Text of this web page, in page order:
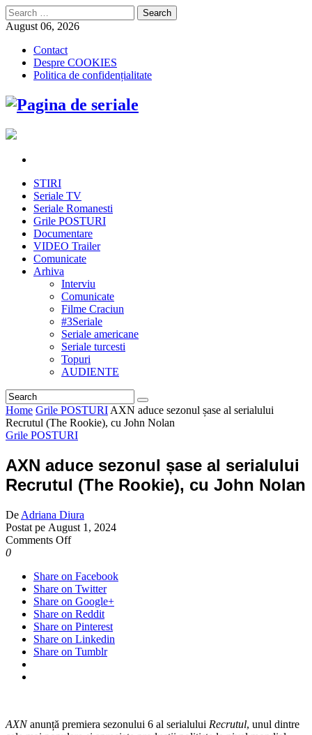
Search
for:
August 06, 2026
Contact
Despre COOKIES
Politica de confidențialitate
STIRI
Seriale TV
Seriale Romanesti
Grile POSTURI
Documentare
VIDEO Trailer
Comunicate
Arhiva
Interviu
Comunicate
Filme Craciun
#3Seriale
Seriale americane
Seriale turcesti
Topuri
AUDIENTE
Home Grile POSTURI AXN aduce sezonul șase al serialului
Recrutul (The Rookie), cu John Nolan
Grile POSTURI
AXN aduce sezonul șase al serialului
Recrutul (The Rookie), cu John Nolan
De Adriana Diura
Postat pe August 1, 2024
Comments Offon
sezonul
șase
al
serialului
Recrutul
(The
Rookie),
0
Share on Facebook
Share on Twitter
Share on Google+
Share on Reddit
Share on Pinterest
Share on Linkedin
Share on Tumblr
AXNanunță premiera sezonului 6 al serialului Recrutul, unul dintre